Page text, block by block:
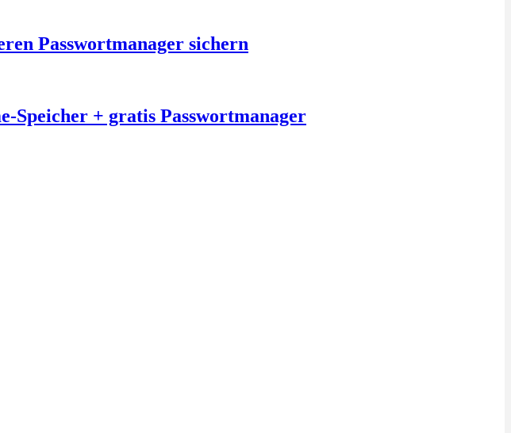
Passwortmanager sichern
Speicher + gratis Passwortmanager